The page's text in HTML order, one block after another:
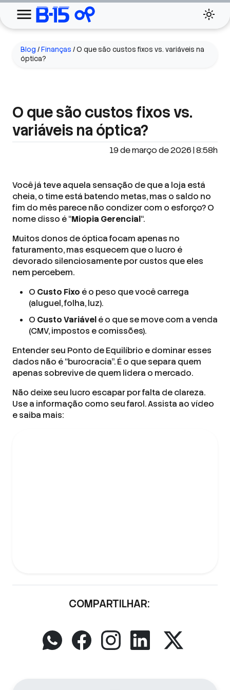
Blog /Finanças /O que são custos fixos vs. variáveis na
óptica?
O que são custos fixos vs.
variáveis na óptica?
19 de março de 2026 | 8:58h
Você já teve aquela sensação de que a loja está
cheia, o time está batendo metas, mas o saldo no
fim do mês parece não condizer com o esforço? O
nome disso é “Miopia Gerencial“.
Muitos donos de óptica focam apenas no
faturamento, mas esquecem que o lucro é
devorado silenciosamente por custos que eles
nem percebem.
O Custo Fixo é o peso que você carrega
(aluguel, folha, luz).
O Custo Variávelé o que se move com a venda
(CMV, impostos e comissões).
Entender seu Ponto de Equilíbrio e dominar esses
dados não é “burocracia”. É o que separa quem
apenas sobrevive de quem lidera o mercado.
Não deixe seu lucro escapar por falta de clareza.
Use a informação como seu farol. Assista ao vídeo
e saiba mais:
COMPARTILHAR: